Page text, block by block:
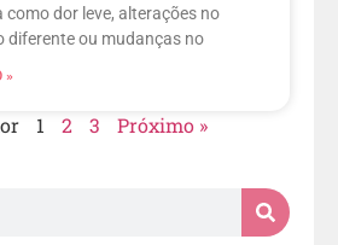
dor leve, alterações no
diferente ou mudanças no
»
1 2 3 Próximo »